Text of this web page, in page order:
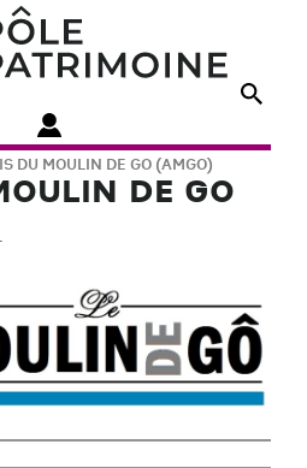
DU MOULIN DE GO (AMGO)
DE GO